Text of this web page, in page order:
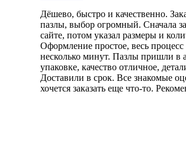
Дёшево, быстро и качественно.
пазлы, выбор огромный. Сначала
сайте, потом указал размеры и
Оформление простое, весь процесс
несколько минут. Пазлы пришли в
упаковке, качество отличное,
Доставили в срок. Все знакомые
хочется заказать еще что-то.